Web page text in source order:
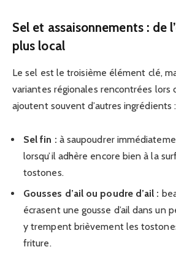
Sel et assaisonnements : de
plus local
Le sel est le troisième élément clé,
variantes régionales rencontrées lors
ajoutent souvent d’autres ingrédients :
Sel fin : à saupoudrer
lorsqu’il adhère encore bien à la
tostones.
Gousses d’ail ou poudre d’ail :
écrasent une gousse d’ail dans un
y trempent brièvement les
friture.